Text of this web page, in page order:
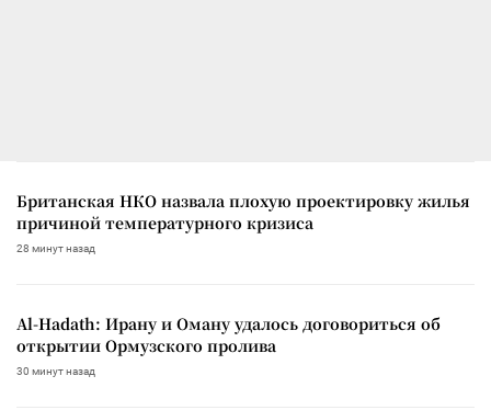
Британская НКО назвала плохую проектировку жилья
причиной температурного кризиса
28 минут назад
Al-Hadath: Ирану и Оману удалось договориться об
открытии Ормузского пролива
30 минут назад